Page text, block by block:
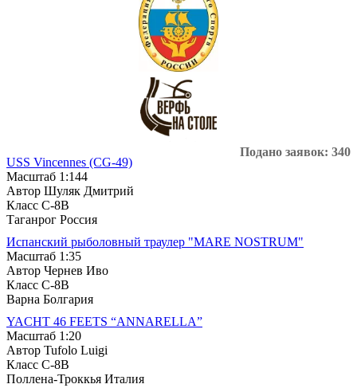
Подано заявок: 340
USS Vincennes (CG-49)
Масштаб 1:144
Автор Шуляк Дмитрий
Класс C-8B
Таганрог Россия
Испанский рыболовный траулер "MARE NOSTRUM"
Масштаб 1:35
Автор Чернев Иво
Класс C-8B
Варна Болгария
YACHT 46 FEETS “ANNARELLA”
Масштаб 1:20
Автор Tufolo Luigi
Класс C-8B
Поллена-Троккья Италия